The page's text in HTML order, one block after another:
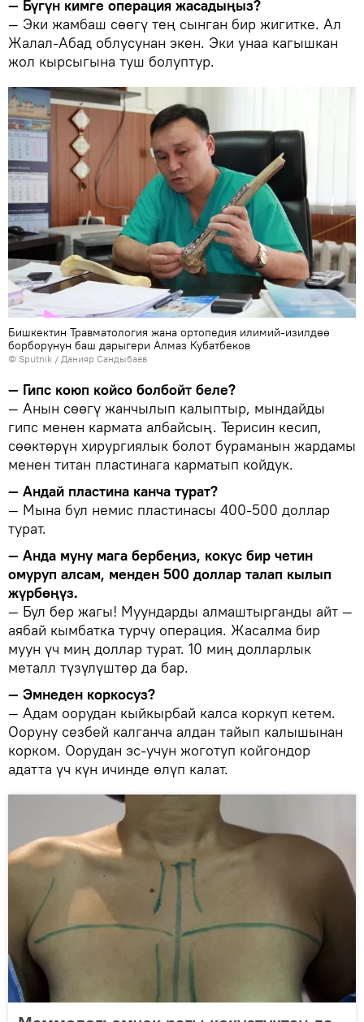
— Бүгүн кимге операция жасадыңыз?
— Эки жамбаш сөөгү тең сынган бир жигитке. Ал
Жалал-Абад облусунан экен. Эки унаа кагышкан
жол кырсыгына туш болуптур.
Бишкектин Травматология жана ортопедия илимий-изилдөө
борборунун баш дарыгери Алмаз Кубатбеков
© Sputnik / Данияр Сандыбаев
— Гипс коюп койсо болбойт беле?
— Анын сөөгү жанчылып калыптыр, мындайды
гипс менен кармата албайсың. Терисин кесип,
сөөктөрүн хирургиялык болот бураманын жардамы
менен титан пластинага карматып койдук.
— Андай пластина канча турат?
— Мына бул немис пластинасы 400-500 доллар
турат.
— Анда муну мага бербеңиз, кокус бир четин
омуруп алсам, менден 500 доллар талап кылып
жүрбөңүз.
— Бул бер жагы! Муундарды алмаштырганды айт —
аябай кымбатка турчу операция. Жасалма бир
муун үч миң доллар турат. 10 миң долларлык
металл түзүлүштөр да бар.
— Эмнеден коркосуз?
— Адам оорудан кыйкырбай калса коркуп кетем.
Ооруну сезбей калганча алдан тайып калышынан
корком. Оорудан эс-учун жоготуп койгондор
адатта үч күн ичинде өлүп калат.